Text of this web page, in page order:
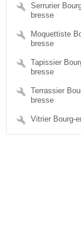
Serrurier
bresse
Moquettiste
bresse
Tapissier
bresse
Terrassier
bresse
Vitrier Bourg-